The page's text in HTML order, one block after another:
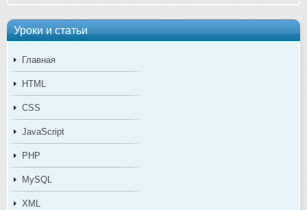
Уроки и статьи
Главная
HTML
CSS
JavaScript
PHP
MySQL
XML